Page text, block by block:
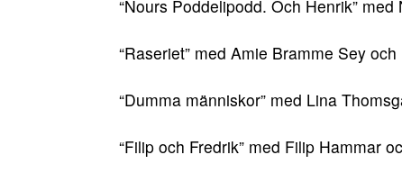
“Nours Poddelipodd. Och Henrik”
“Raseriet” med Amie Bramme Sey
“Dumma människor” med Lina
“Filip och Fredrik” med Filip Hammar